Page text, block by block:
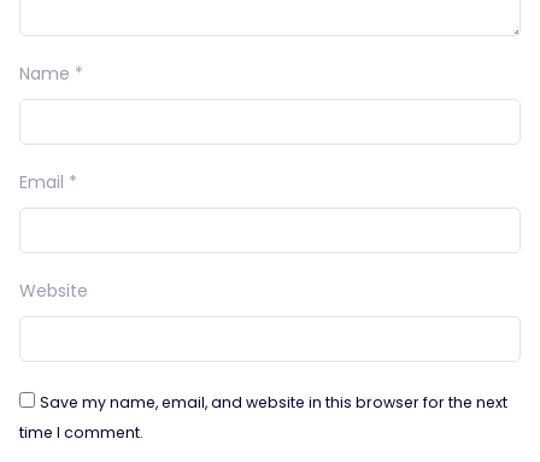
Name *
Email *
Website
Save my name, email, and website in this browser for the next
time I comment.